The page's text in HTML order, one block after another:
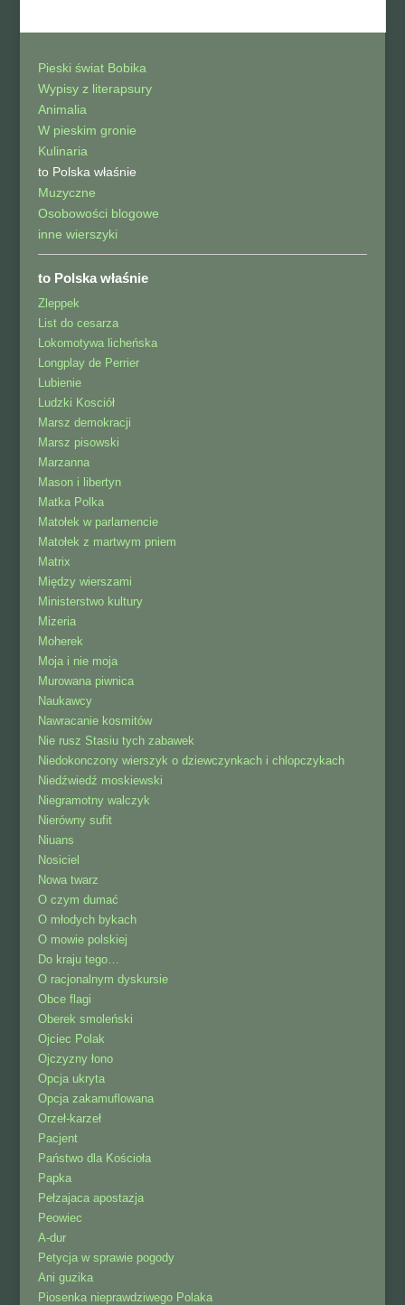
Pieski świat Bobika
Wypisy z literapsury
Animalia
W pieskim gronie
Kulinaria
to Polska właśnie
Muzyczne
Osobowości blogowe
inne wierszyki
to Polska właśnie
Zleppek
List do cesarza
Lokomotywa licheńska
Longplay de Perrier
Lubienie
Ludzki Kosciół
Marsz demokracji
Marsz pisowski
Marzanna
Mason i libertyn
Matka Polka
Matołek w parlamencie
Matołek z martwym pniem
Matrix
Między wierszami
Ministerstwo kultury
Mizeria
Moherek
Moja i nie moja
Murowana piwnica
Naukawcy
Nawracanie kosmitów
Nie rusz Stasiu tych zabawek
Niedokonczony wierszyk o dziewczynkach i chlopczykach
Niedźwiedź moskiewski
Niegramotny walczyk
Nierówny sufit
Niuans
Nosiciel
Nowa twarz
O czym dumać
O młodych bykach
O mowie polskiej
Do kraju tego…
O racjonalnym dyskursie
Obce flagi
Oberek smoleński
Ojciec Polak
Ojczyzny łono
Opcja ukryta
Opcja zakamuflowana
Orzeł-karzeł
Pacjent
Państwo dla Kościoła
Papka
Pełzajaca apostazja
Peowiec
A-dur
Petycja w sprawie pogody
Ani guzika
Piosenka nieprawdziwego Polaka